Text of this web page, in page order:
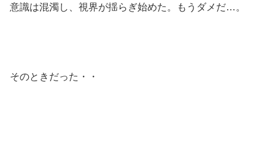
意識は混濁し、視界が揺らぎ始めた。もうダメだ…。
そのときだった・・